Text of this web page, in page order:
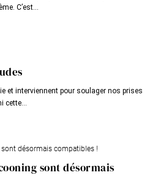
C’est...
et interviennent pour soulager nos prises
cette...
sont désormais